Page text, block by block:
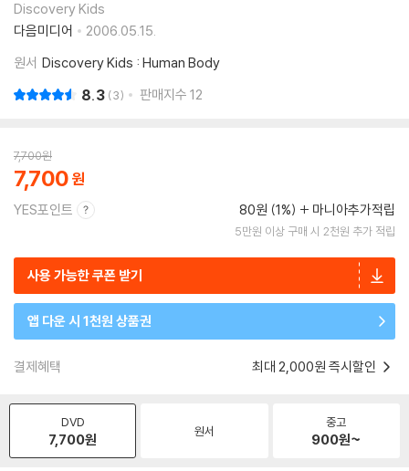
Discovery Kids
다음미디어
2006.05.15.
원서 Discovery Kids : Human Body
8.3 3 판매지수 12
7,700원
7,700
YES포인트 80원 (1%) 마니아추가적립
5만원 이상 구매 시 2천원 추가 적립
사용 가능한 쿠폰 받기
앱 다운 시 1천원 상품권
결제혜택 최대 2,000원 즉시할인
DVD
7,700원 원서
중고
900원~